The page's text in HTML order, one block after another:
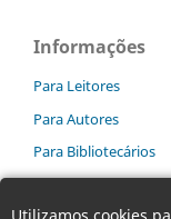
Informações
Para Leitores
Para Autores
Para Bibliotecários